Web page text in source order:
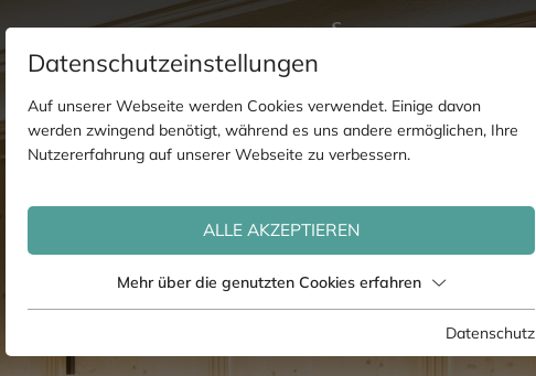
Datenschutzeinstellungen
Auf unserer Webseite werden Cookies verwendet. Einige davon
werden zwingend benötigt, während es uns andere ermöglichen, Ihre
Nutzererfahrung auf unserer Webseite zu verbessern.
ALLE AKZEPTIEREN
Mehr über die genutzten Cookies erfahren
Datenschutz